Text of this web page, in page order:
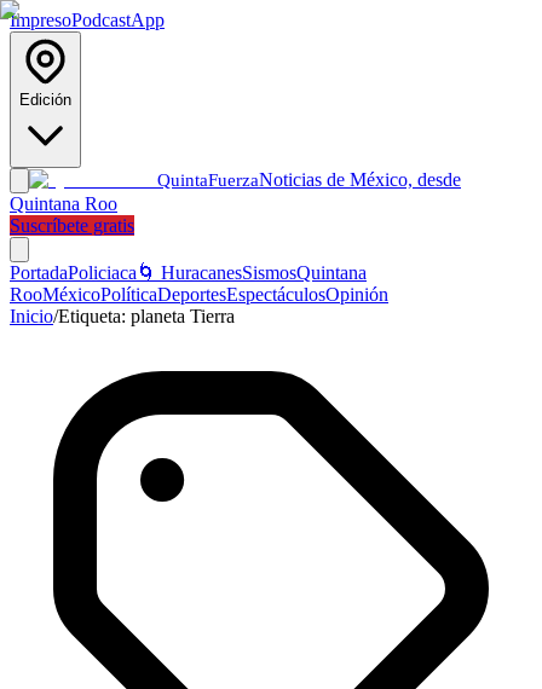
ImpresoPodcastApp
Edición
QuintaFuerzaNoticias de México, desde
Quintana Roo
Suscríbete gratis
PortadaPoliciaca 🌀 HuracanesSismosQuintana
RooMéxicoPolíticaDeportesEspectáculosOpinión
Inicio/Etiqueta: planeta Tierra